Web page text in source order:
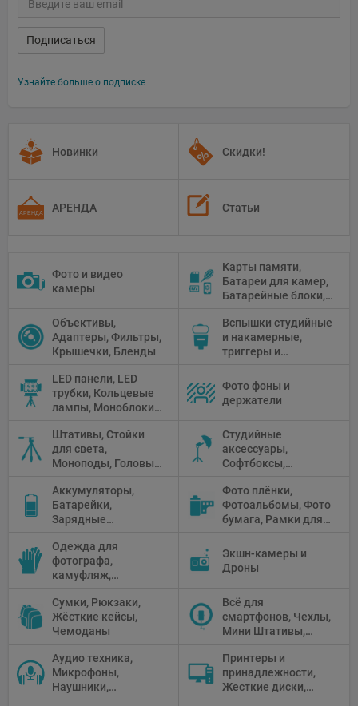
Подписаться
Узнайте больше о подписке
Новинки Скидки!
АРЕНДА Статьи
Фото и видео
камеры
Карты памяти,
Батареи для камер,
Батарейные блоки,
Объективы,
Адаптеры, Фильтры,
Крышечки, Бленды
Вспышки студийные
и накамерные,
триггеры и
LED панели, LED
трубки, Кольцевые
лампы, Моноблоки,
Флуоресцентное и
галогенное
освещение
Фото фоны и
держатели
Штативы, Стойки
для света,
Моноподы, Головы
Студийные
аксессуары,
Софтбоксы,
Рефлекторы,
Отражатели,
Предметные
Аккумуляторы,
Батарейки,
Зарядные
питания, Солнечные
панели
Фото плёнки,
Фотоальбомы, Фото
бумага, Рамки для
камеры
Одежда для
фотографа,
камуфляж,
Экшн-камеры и
Дроны
Сумки, Рюкзаки,
Жёсткие кейсы,
Чемоданы
Всё для
смартфонов, Чехлы,
Мини Штативы,
Аудио техника,
Микрофоны,
Наушники,
Принтеры и
принадлежности,
Жесткие диски,